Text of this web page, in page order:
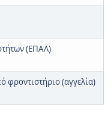
(ΕΠΑΛ)
φροντιστήριο (αγγελία)